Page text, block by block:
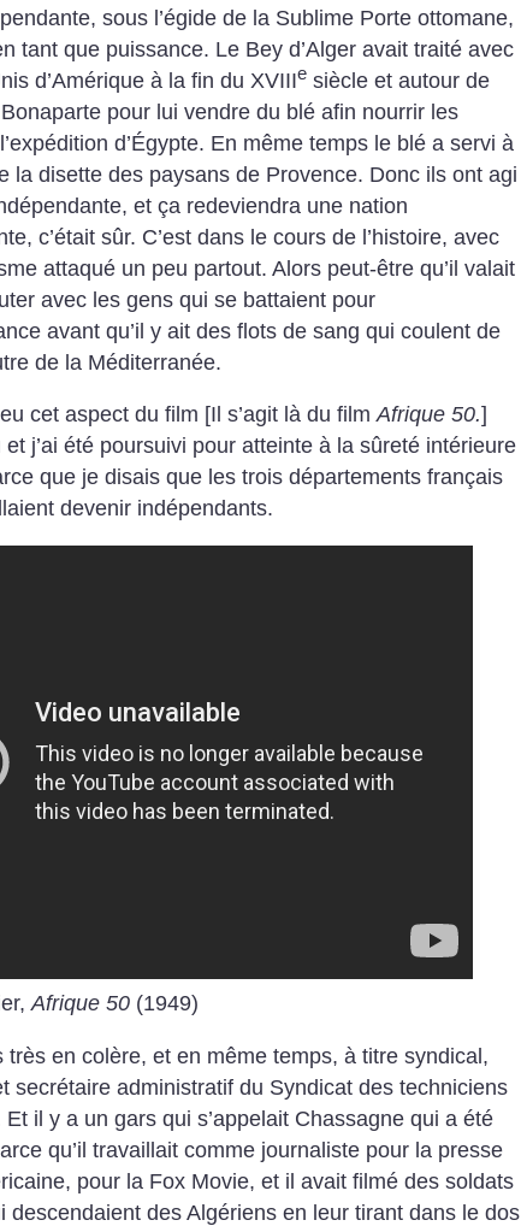
sous l’égide de la Sublime Porte ottomane,
tant que puissance. Le Bey d’Alger avait traité avec
d’Amérique à la fin du XVIIIe siècle et autour de
pour lui vendre du blé afin nourrir les
d’Égypte. En même temps le blé a servi à
la disette des paysans de Provence. Donc ils ont agi
et ça redeviendra une nation
c’était sûr. C’est dans le cours de l’histoire, avec
attaqué un peu partout. Alors peut-être qu’il valait
avec les gens qui se battaient pour
avant qu’il y ait des flots de sang qui coulent de
de la Méditerranée.
cet aspect du film [Il s’agit là du filmAfrique 50.]
j’ai été poursuivi pour atteinte à la sûreté intérieure
que je disais que les trois départements français
devenir indépendants.
Afrique 50 (1949)
très en colère, et en même temps, à titre syndical,
secrétaire administratif du Syndicat des techniciens
il y a un gars qui s’appelait Chassagne qui a été
qu’il travaillait comme journaliste pour la presse
pour la Fox Movie, et il avait filmé des soldats
descendaient des Algériens en leur tirant dans le dos